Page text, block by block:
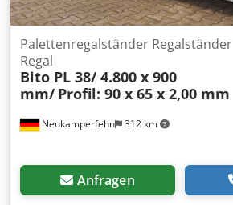
Neukamperfehn 312 km
Palettenregalständer Regalständer
Regal
Bito PL 38/ 4.800 x 900
mm/ Profil: 90 x 65 x 2,00 mm
Anfragen